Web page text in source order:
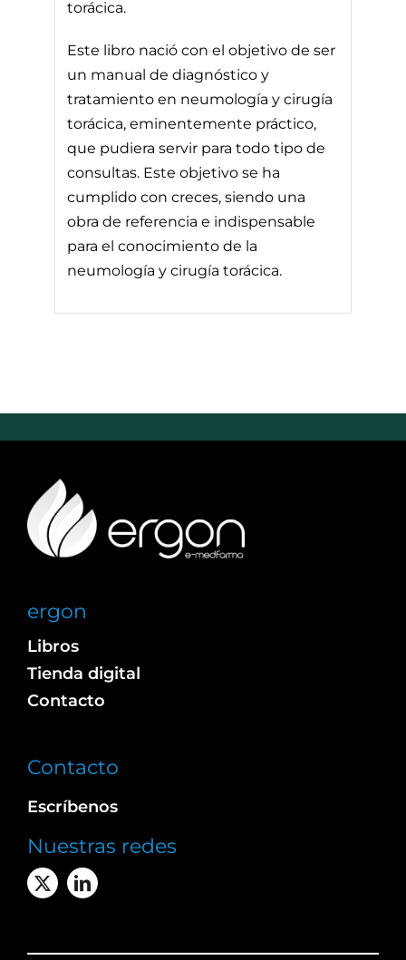
torácica.
Este libro nació con el objetivo de ser
un manual de diagnóstico y
tratamiento en neumología y cirugía
torácica, eminentemente práctico,
que pudiera servir para todo tipo de
consultas. Este objetivo se ha
cumplido con creces, siendo una
obra de referencia e indispensable
para el conocimiento de la
neumología y cirugía torácica.
ergon
Libros
Tienda digital
Contacto
Contacto
Escríbenos
Nuestras redes